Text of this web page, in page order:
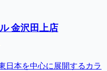
金沢田上店
日本を中心に展開するカラ